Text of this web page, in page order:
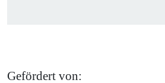
Gefördert von: